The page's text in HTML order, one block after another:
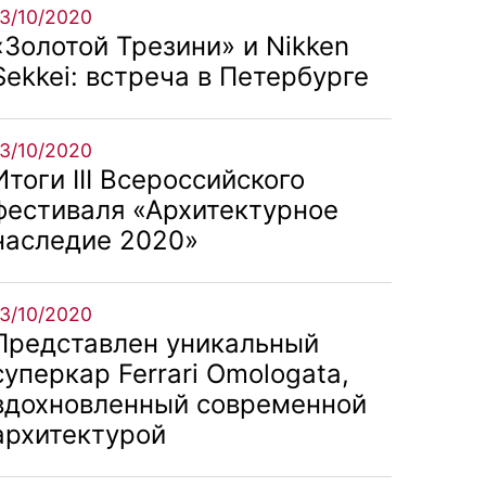
10/2020
Трезини» и Nikken
встреча в Петербурге
10/2020
III Всероссийского
«Архитектурное
2020»
10/2020
уникальный
Ferrari Omologata,
современной